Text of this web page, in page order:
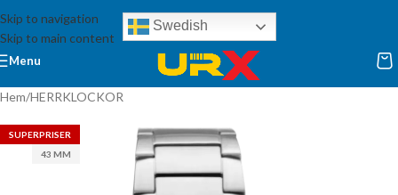
Skip to navigation
Skip to main content
Swedish
Menu
Hem/HERRKLOCKOR
SUPERPRISER
43 MM